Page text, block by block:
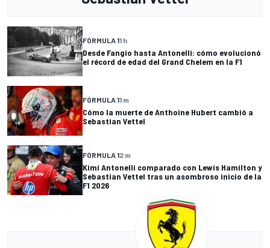
FÓRMULA 11 h
Desde Fangio hasta Antonelli: cómo evolucionó
el récord de edad del Grand Chelem en la F1
FÓRMULA 11 m
Cómo la muerte de Anthoine Hubert cambió a
Sebastian Vettel
FÓRMULA 12 m
Kimi Antonelli comparado con Lewis Hamilton y
Sebastian Vettel tras un asombroso inicio de la
F1 2026